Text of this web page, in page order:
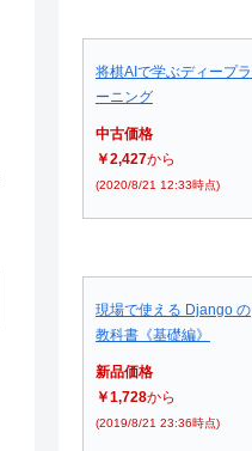
将棋AIで学ぶディープラ
ーニング
中古価格
￥2,427から
(2020/8/21 12:33時点)
現場で使える Django の
教科書《基礎編》
新品価格
￥1,728から
(2019/8/21 23:36時点)